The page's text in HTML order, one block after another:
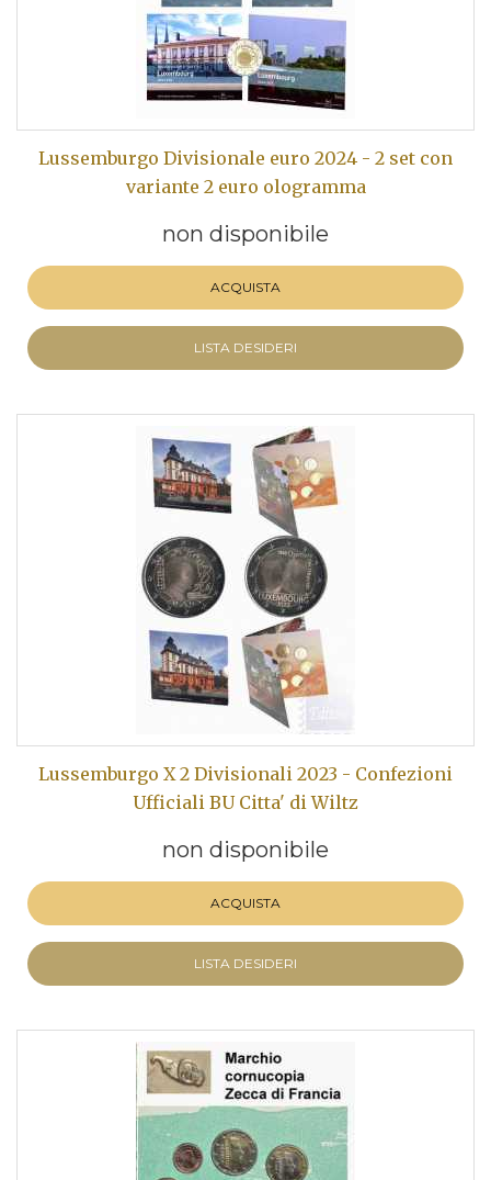
Lussemburgo Divisionale euro 2024 - 2 set con
variante 2 euro ologramma
non disponibile
ACQUISTA
LISTA DESIDERI
Lussemburgo X 2 Divisionali 2023 - Confezioni
Ufficiali BU Citta' di Wiltz
non disponibile
ACQUISTA
LISTA DESIDERI